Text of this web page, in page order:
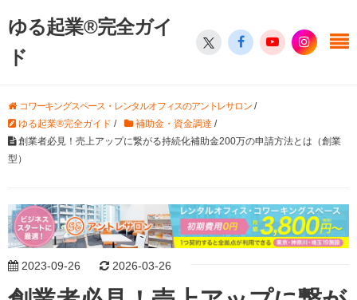
ゆる起業®完全ガイ
ド
コワーキングスペース・レンタルオフィスのアントレサロン/
ゆる起業®完全ガイド / 補助金・資金調達 /
創業者必見！売上アップに繋がる持続化補助金200万の申請方法とは（創業
型）
2023-09-26 2026-03-26